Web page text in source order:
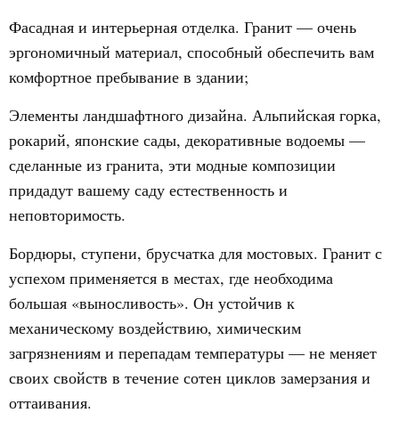
Фасадная и интерьерная отделка. Гранит — очень
эргономичный материал, способный обеспечить вам
комфортное пребывание в здании;
Элементы ландшафтного дизайна. Альпийская горка,
рокарий, японские сады, декоративные водоемы —
сделанные из гранита, эти модные композиции
придадут вашему саду естественность и
неповторимость.
Бордюры, ступени, брусчатка для мостовых. Гранит с
успехом применяется в местах, где необходима
большая «выносливость». Он устойчив к
механическому воздействию, химическим
загрязнениям и перепадам температуры — не меняет
своих свойств в течение сотен циклов замерзания и
оттаивания.